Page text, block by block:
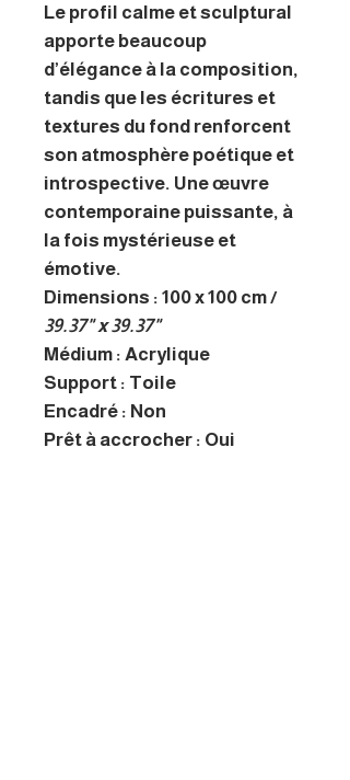
Le profil calme et sculptural
apporte beaucoup
d’élégance à la composition,
tandis que les écritures et
textures du fond renforcent
son atmosphère poétique et
introspective. Une œuvre
contemporaine puissante, à
la fois mystérieuse et
émotive.
Dimensions : 100 x 100 cm /
39.37" x 39.37"
Médium : Acrylique
Support : Toile
Encadré : Non
Prêt à accrocher : Oui